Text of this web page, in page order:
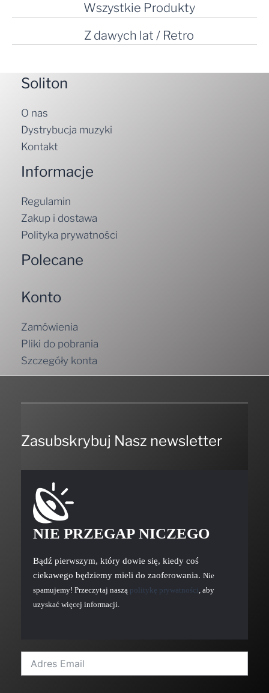
Wszystkie Produkty
Z dawych lat / Retro
Soliton
O nas
Dystrybucja muzyki
Kontakt
Informacje
Regulamin
Zakup i dostawa
Polityka prywatności
Polecane
Konto
Zamówienia
Pliki do pobrania
Szczegóły konta
Zasubskrybuj Nasz newsletter
NIE PRZEGAP NICZEGO
Bądź pierwszym, który dowie się, kiedy coś
ciekawego będziemy mieli do zaoferowania. Nie
spamujemy! Przeczytaj naszą politykę prywatności, aby
uzyskać więcej informacji.